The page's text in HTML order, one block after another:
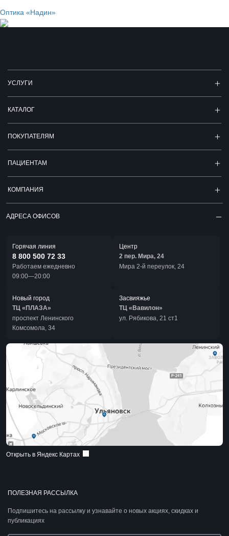
Оптика «Надин»
ПОЛЕЗНАЯ РАССЫЛКА
Подпишитесь на рассылку и узнавайте о новых акциях, скидках и
публикациях
УСЛУГИ
КАТАЛОГ
ПОКУПАТЕЛЯМ
ПАЦИЕНТАМ
КОМПАНИЯ
АДРЕСА ОФИСОВ
Горячая линия
8 800 500 72 33
Работаем ежедневно
09:00—20:00
Центр
2 пер. Мира, 24
Мира 2-й переулок, 24
Новый город
ТЦ «ПЛАЗА»
проспект Ленинского
Комсомола, 34
Засвияжье
ТЦ «Вавилон»
ул. Рябикова, 21 ст1
Открыть в Яндекс Картах